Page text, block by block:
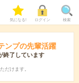
気になる! ログイン 検索
ンプの先輩活躍
終了しています
だけます。